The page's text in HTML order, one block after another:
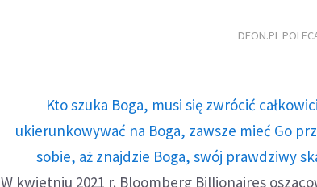
DEON.PL
Kto szuka Boga, musi się zwrócić
ukierunkowywać na Boga, zawsze mieć Go
sobie, aż znajdzie Boga, swój prawdziwy
W kwietniu 2021 r. Bloomberg Billionaires